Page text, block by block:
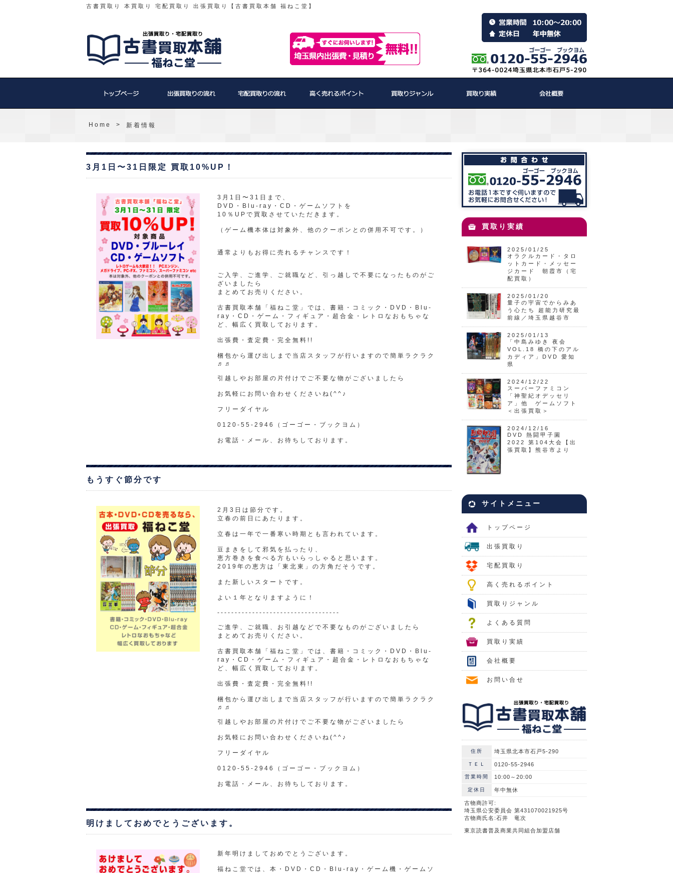
古書買取り 本買取り 宅配買取り 出張買取り【古書買取本舗 福ねこ堂】
Home > 新着情報
3月1日〜31日限定 買取10%UP！
3月1日〜31日まで、
DVD・Blu-ray・CD・ゲームソフトを
10％UPで買取させていただきます。
（ゲーム機本体は対象外、他のクーポンとの併用不可です。）
通常よりもお得に売れるチャンスです！
ご入学、ご進学、ご就職など、引っ越しで不要になったものがご
ざいましたら
まとめてお売りください。
古書買取本舗「福ねこ堂」では、書籍・コミック・DVD・Blu-
ray・CD・ゲーム・フィギュア・超合金・レトロなおもちゃな
ど、幅広く買取しております。
出張費・査定費・完全無料!!
梱包から運び出しまで当店スタッフが行いますので簡単ラクラク
♬♬
引越しやお部屋の片付けでご不要な物がございましたら
お気軽にお問い合わせくださいね(^^♪
フリーダイヤル
0120-55-2946（ゴーゴー・ブックヨム）
お電話・メール、お待ちしております。
もうすぐ節分です
2月3日は節分です。
立春の前日にあたります。
立春は一年で一番寒い時期とも言われています。
豆まきをして邪気を払ったり、
恵方巻きを食べる方もいらっしゃると思います。
2019年の恵方は「東北東」の方角だそうです。
また新しいスタートです。
よい１年となりますように！
-----------------------------------
ご進学、ご就職、お引越などで不要なものがございましたら
まとめてお売りください。
古書買取本舗「福ねこ堂」では、書籍・コミック・DVD・Blu-
ray・CD・ゲーム・フィギュア・超合金・レトロなおもちゃな
ど、幅広く買取しております。
出張費・査定費・完全無料!!
梱包から運び出しまで当店スタッフが行いますので簡単ラクラク
♬♬
引越しやお部屋の片付けでご不要な物がございましたら
お気軽にお問い合わせくださいね(^^♪
フリーダイヤル
0120-55-2946（ゴーゴー・ブックヨム）
お電話・メール、お待ちしております。
明けましておめでとうございます。
新年明けましておめでとうございます。
福ねこ堂では、本・DVD・CD・Blu-ray・ゲーム機・ゲームソ
買取り実績
2025/01/25
オラクルカード・タロ
ットカード・メッセー
ジカード 朝霞市（宅
配買取）
2025/01/20
量子の宇宙でからみあ
う心たち 超能力研究最
前線／埼玉県越谷市
2025/01/13
「中島みゆき 夜会
VOL.18 橋の下のアル
カディア」DVD 愛知
県
2024/12/22
スーパーファミコン
「神聖紀オデッセリ
ア」他 ゲームソフト
＜出張買取＞
2024/12/16
DVD 熱闘甲子園
2022 第104大会【出
張買取】熊谷市より
サイトメニュー
トップページ
出張買取り
宅配買取り
高く売れるポイント
買取りジャンル
よくある質問
買取り実績
会社概要
お問い合せ
住所 埼玉県北本市石戸5-290
ＴＥＬ 0120-55-2946
営業時間 10:00～20:00
定休日 年中無休
古物商許可:
埼玉県公安委員会 第431070021925号
古物商氏名:石井 竜次
東京読書普及商業共同組合加盟店舗